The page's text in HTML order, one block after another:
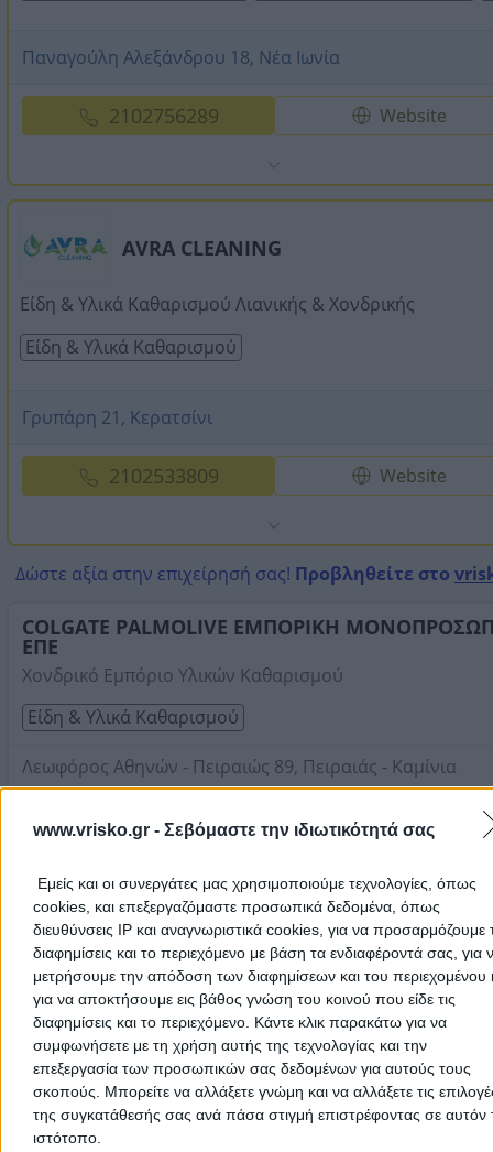
www.vrisko.gr - Σεβόμαστε την ιδιωτικότητά σας
Εμείς και οι συνεργάτες μας χρησιμοποιούμε τεχνολογίες, όπως
cookies, και επεξεργαζόμαστε προσωπικά δεδομένα, όπως
διευθύνσεις IP και αναγνωριστικά cookies, για να προσαρμόζουμε
διαφημίσεις και το περιεχόμενο με βάση τα ενδιαφέροντά σας, για
μετρήσουμε την απόδοση των διαφημίσεων και του περιεχομένου
για να αποκτήσουμε εις βάθος γνώση του κοινού που είδε τις
διαφημίσεις και το περιεχόμενο. Κάντε κλικ παρακάτω για να
συμφωνήσετε με τη χρήση αυτής της τεχνολογίας και την
επεξεργασία των προσωπικών σας δεδομένων για αυτούς τους
σκοπούς. Μπορείτε να αλλάξετε γνώμη και να αλλάξετε τις
της συγκατάθεσής σας ανά πάσα στιγμή επιστρέφοντας σε αυτόν
ιστότοπο.
Παναγούλη Αλεξάνδρου 18, Νέα Ιωνία
2102756289 Website
AVRA CLEANING
Είδη & Υλικά Καθαρισμού Λιανικής & Χονδρικής
Είδη & Υλικά Καθαρισμού
Γρυπάρη 21, Κερατσίνι
2102533809 Website
Δώστε αξία στην επιχείρησή σας! Προβληθείτε στο
COLGATE PALMOLIVE ΕΜΠΟΡΙΚΗ
ΕΠΕ
Χονδρικό Εμπόριο Υλικών Καθαρισμού
Είδη & Υλικά Καθαρισμού
Λεωφόρος Αθηνών - Πειραιώς 89, Πειραιάς - Καμίνια
Τηλέφωνο: 2104831900
Στοιχεία αναζήτησης:
Είδη Υλικά Καθαρισμού ,
Είδη & Υλικά Καθαρισμού
Τρικούπη Χαριλάου 17, Πειραιάς
Τηλέφωνο:2104180251
Στοιχεία αναζήτησης:Είδη Υλικά Καθαρισμού ,
ΚΑΘΑΡΟΔΥΝΑΜΙΚΗ (Παπασταμάτης Δημήτριος Ι.)
Είδη & Υλικά Καθαρισμού